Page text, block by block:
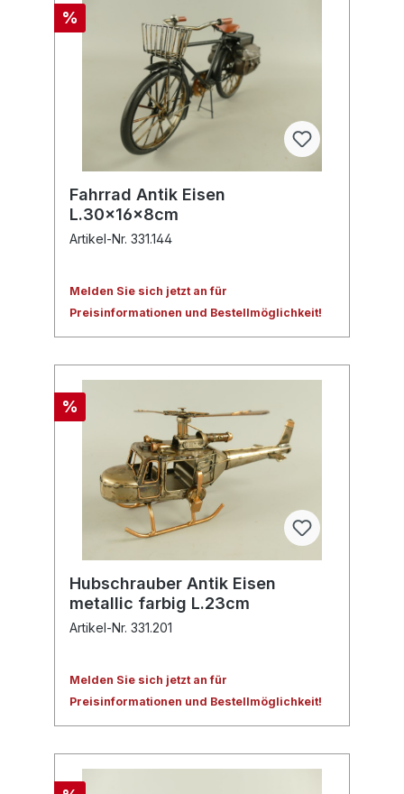
%
Fahrrad Antik Eisen
L.30x16x8cm
Artikel-Nr. 331.144
Melden Sie sich jetzt an für
Preisinformationen und Bestellmöglichkeit!
%
Hubschrauber Antik Eisen
metallic farbig L.23cm
Artikel-Nr. 331.201
Melden Sie sich jetzt an für
Preisinformationen und Bestellmöglichkeit!